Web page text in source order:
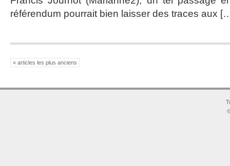
référendum pourrait bien laisser des traces aux
« articles les plus anciens